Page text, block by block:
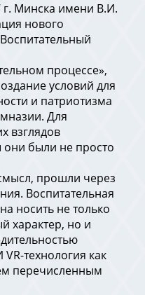
Минска имени В.И.
нового
процессе»,
условий для
и патриотизма
Для
взглядов
были не просто
прошли через
Воспитательная
носить не только
характер, но и
технология как
перечисленным